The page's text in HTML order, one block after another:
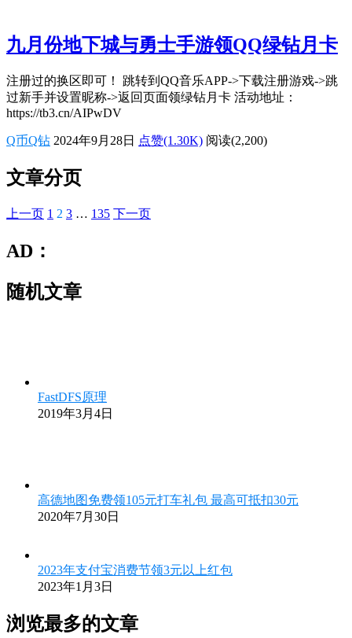
九月份地下城与勇士手游领QQ绿钻月卡
注册过的换区即可！ 跳转到QQ音乐APP->下载注册游戏->跳
过新手并设置昵称->返回页面领绿钻月卡 活动地址：
https://tb3.cn/AIPwDV
Q币Q钻 2024年9月28日 点赞(1.30K) 阅读(2,200)
文章分页
上一页 1 2 3 … 135 下一页
AD：
随机文章
FastDFS原理
2019年3月4日
高德地图免费领105元打车礼包 最高可抵扣30元
2020年7月30日
2023年支付宝消费节领3元以上红包
2023年1月3日
浏览最多的文章